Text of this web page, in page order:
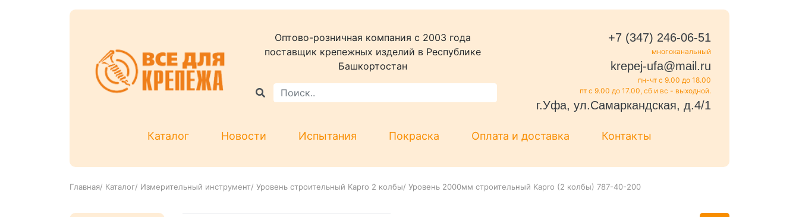
Оптово-розничная компания c 2003 года
поставщик крепежных изделий в Республике
Башкортостан
+7 (347) 246-06-51
многоканальный
krepej-ufa@mail.ru
пн-чт с 9.00 до 18.00
пт с 9.00 до 17.00, сб и вс - выходной.
г.Уфа, ул.Самаркандская, д.4/1
Каталог Новости Испытания Покраска Оплата и доставка Контакты
Главная/ Каталог/ Измерительный инструмент/ Уровень строительный Kapro 2 колбы/ Уровень 2000мм строительный Kapro (2 колбы) 787-40-200